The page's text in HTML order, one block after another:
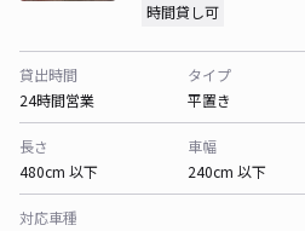
時間貸し可
貸出時間
24時間営業
タイプ
平置き
長さ
480cm 以下
車幅
240cm 以下
対応車種